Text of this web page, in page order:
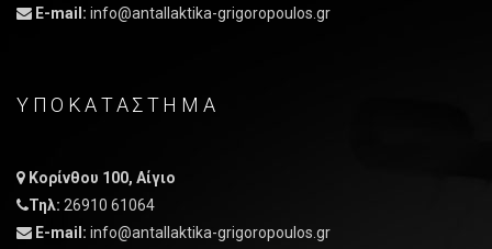
E-mail: info@antallaktika-grigoropoulos.gr
ΥΠΟΚΑΤΑΣΤΗΜΑ
Κορίνθου 100, Αίγιο
Τηλ: 26910 61064
E-mail: info@antallaktika-grigoropoulos.gr